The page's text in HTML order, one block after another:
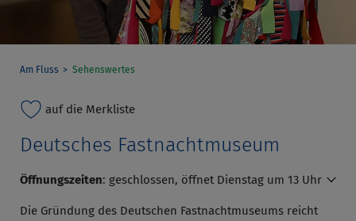
Am Fluss Sehenswertes
auf die Merkliste
Deutsches Fastnachtmuseum
Öffnungszeiten: geschlossen, öffnet Dienstag um 13 Uhr
Die Gründung des Deutschen Fastnachtmuseums reicht